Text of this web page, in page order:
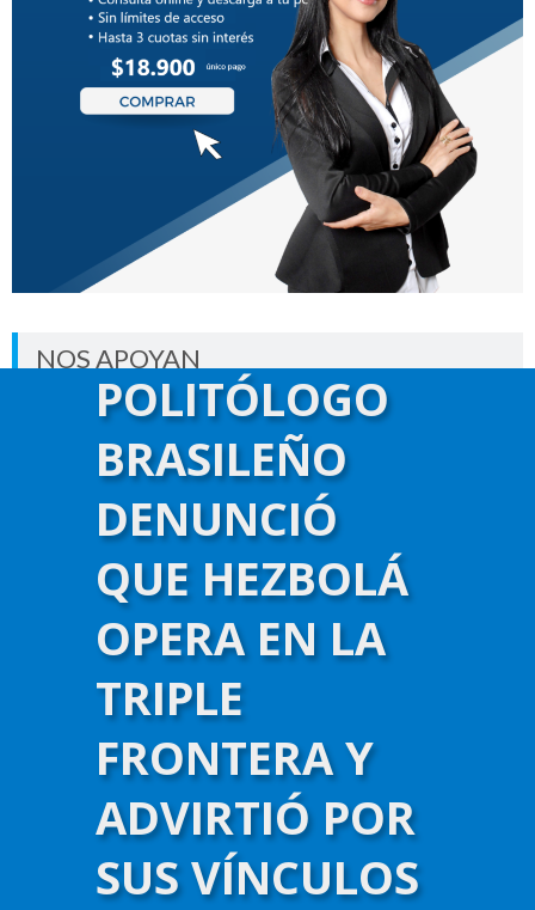
NOS APOYAN
POLITÓLOGO
BRASILEÑO
DENUNCIÓ
QUE HEZBOLÁ
OPERA EN LA
TRIPLE
FRONTERA Y
ADVIRTIÓ POR
SUS VÍNCULOS